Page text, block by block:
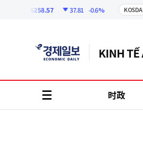
6258.57 37.81 -0.6% KOSDAQ
时政